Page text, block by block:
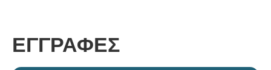
ΕΓΓΡΑΦΈΣ